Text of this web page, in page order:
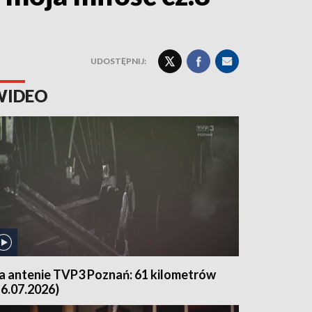
UDOSTĘPNIJ:
antenie TVP3 Poznań: 61 kilometrów